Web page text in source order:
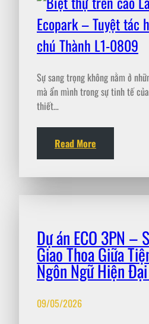
Sự sang trọng không nằm ở
mà ẩn mình trong sự tinh tế
thiết…
Read More
Dự án ECO 3PN –
Giao Thoa Giữa
Ngôn Ngữ Hiện
09/05/2026